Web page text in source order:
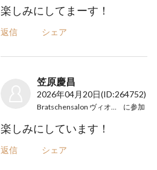
楽しみにしてまーす！
返信 シェア
笠原慶昌
2026年04月20日(ID:264752)
に参加
楽しみにしています！
返信 シェア